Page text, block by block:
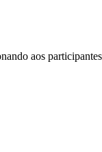
aos